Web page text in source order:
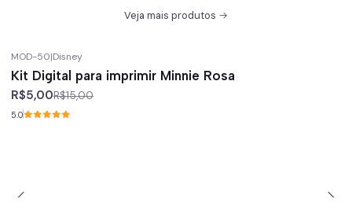
Veja mais produtos
MOD-50|Disney
Kit Digital para imprimir Minnie Rosa
R$5,00R$15,00
5.0